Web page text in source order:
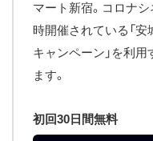
マート新宿。コロナ
時開催されている「
キャンペーン」を利
ます。
初回30日間無料